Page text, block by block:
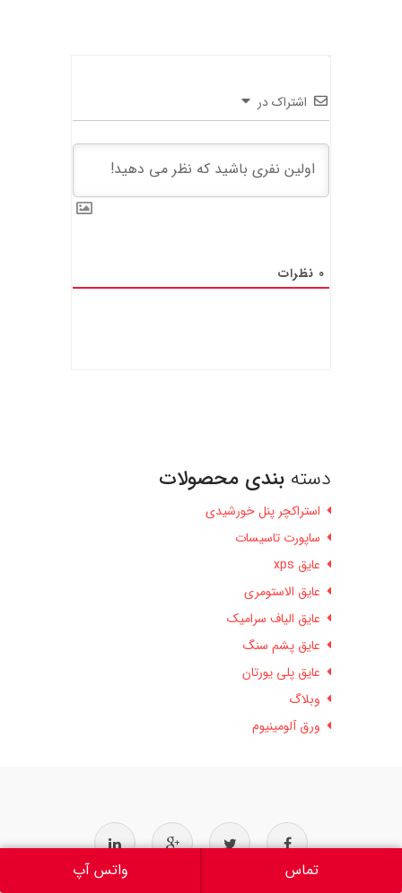
اشتراک در
0 نظرات
دسته بندی محصولات
استراکچر پنل خورشیدی
ساپورت تاسیسات
عایق xps
عایق الاستومری
عایق الیاف سرامیک
عایق پشم سنگ
عایق پلی یورتان
وبلاگ
ورق آلومینیوم
تماس واتس آپ